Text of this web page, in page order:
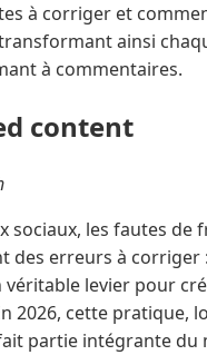
à corriger et
ainsi
à commentaires.
content
sociaux, les fautes de
des erreurs à corriger
véritable levier pour
2026, cette pratique,
partie intégrante du